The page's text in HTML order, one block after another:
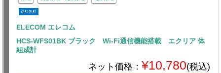
送料無料
ELECOM エレコム
HCS-WFS01BK ブラック Wi-Fi通信機能搭載 エクリア 体
組成計
ネット価格： ¥10,780(税込)